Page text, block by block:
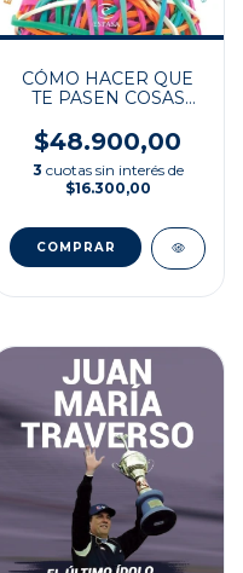
CÓMO HACER QUE
TE PASEN COSAS
$48.900,00
3 cuotas sin interés de
$16.300,00